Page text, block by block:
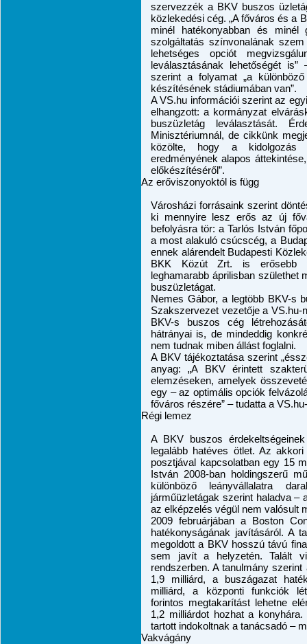
szervezzék a BKV buszos
közlekedési cég. „A főváros és a
minél hatékonyabban és minél
szolgáltatás színvonalának
lehetséges opciót
leválasztásának lehetőségét
szerint a folyamat „a
készítésének stádiumában van”.
AVS.hu információi szerint az
elhangzott: a kormányzat
buszüzletág leválasztását.
Minisztériumnál, de cikkünk
közölte, hogy a kidolgozás
eredményének alapos
előkészítéséről”.
Az erőviszonyoktól is függ
Városházi forrásaink szerint
ki mennyire lesz erősaz új
befolyásra tör: a Tarlós István
a most alakuló csúcscég, a
ennek alárendelt Budapesti
BKK Közút Zrt. is erősebb
leghamarabb áprilisban születhet
buszüzletágat.
Nemes Gábor, a legtöbb BKV-s
Szakszervezet vezetője a VS.hu-
BKV-s buszos cég
hátrányai is, de mindeddig
nem tudnak miben állást foglalni.
A BKV tájékoztatása szerint
anyag: „A BKV érintett
elemzéseken, amelyek
egy – az optimális opciók
főváros részére” – tudatta a
Régi lemez
A BKV buszos
legalább hatéves ötlet. Az
posztjával kapcsolatban egy 15
István 2008-ban holdingszerű
különböző leányvállalatra
járműüzletágak szerint haladva –
az elképzelés végül nem valósult
2009 februárjában a Boston
hatékonyságának javításáról. A
megoldott a BKV hosszú távú
sem javít a helyzetén. Talált
rendszerben. A tanulmány
1,9 milliárd, a buszágazat
milliárd, a központi funkciók
forintos megtakarítást lehetne
1,2 milliárdot hozhat a
tartott indokoltnak a tanácsadó –
Vakvágány